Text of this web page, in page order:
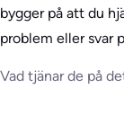
bygger på att du
problem eller svar
Vad tjänar de på